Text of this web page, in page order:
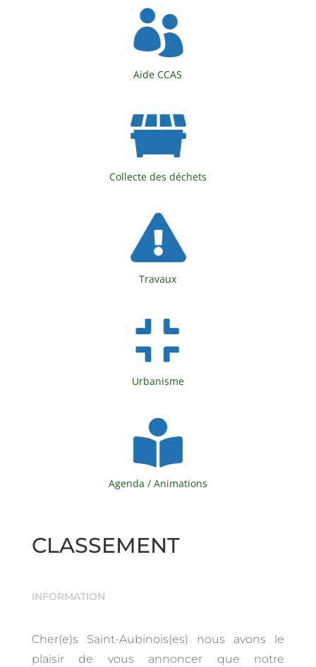
Aide CCAS
Collecte des déchets
Travaux
Urbanisme
Agenda / Animations
CLASSEMENT
INFORMATION
Cher(e)s Saint-Aubinois(es) nous avons le
plaisir de vous annoncer que notre